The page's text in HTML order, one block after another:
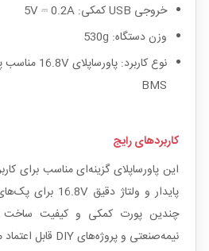
خروجی USB کمکی: 5V ⎓ 0.2A
وزن دستگاه: 530g
BMS
کاربردهای رایج
این پاورساپلای گزینه‌ای مناسب برای
چندین پورت کمکی و کیفیت ساخت
نیمه‌صنعتی و پروژه‌های DIY قابل اعتماد می‌کند.